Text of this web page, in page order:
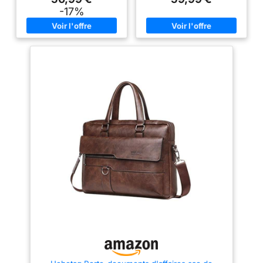
épaule ou même
pour le vélo.
COMPAGNON IDÉAL
✔ Utilisez cet
pour ordinateur, sac
de messager, sac
bandoulière,
pochette pour
documents au format
A4 et iMac/Mac
Book/Air d’Apple.|
Poids: 1000g |
Modèle: Maguire |
Marque: SID & VAIN
Idéal pour: ordinateur
ARTISANAL -
MAROQUINERIE: ✔
(L * W * H) Poids:
0.75kg.Matériel: Fait par Cuir
de Vache,doux, lisse et durable.
Grande Capacité: Plusieurs
Bandoulière Réglable: une
confortable sur le dessus en
cuir souple lisse et une
bandoulière réglable jusqu'à
120 cm. Le meilleur cadeau
d'homme élégant et pratique!
Comme un sac en cuir
polyvalent, il peut être utilisé
comme sac d'affaires homme,
sac de documents de
-17%
Mallette / Sac Messenger
Homme. Grande taille. Sac
serviette adapté pour tous les
DIMENSIONS & FERMETURE: L
36 x H 28 x l 7 cm. Sac à
fermeture éclair en métal
argenté. Taille suffisante pour
ordinateur portable 13 pouces.
BANDOULIERE: Sangle large,
réglable et amovible, permet un
porté épaule ou croisé
confortable. POCHES:
Rangements intérieurs: 1 poche